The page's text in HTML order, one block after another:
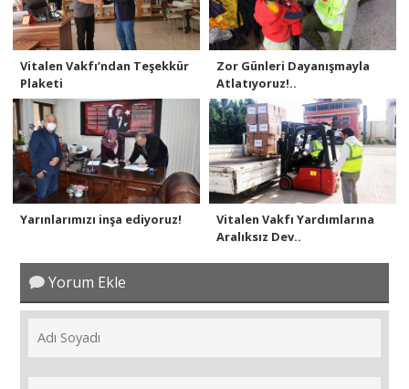
Vitalen Vakfı’ndan Teşekkür
Plaketi
Zor Günleri Dayanışmayla
Atlatıyoruz!..
Yarınlarımızı inşa ediyoruz!
Vitalen Vakfı Yardımlarına
Aralıksız Dev..
Yorum Ekle